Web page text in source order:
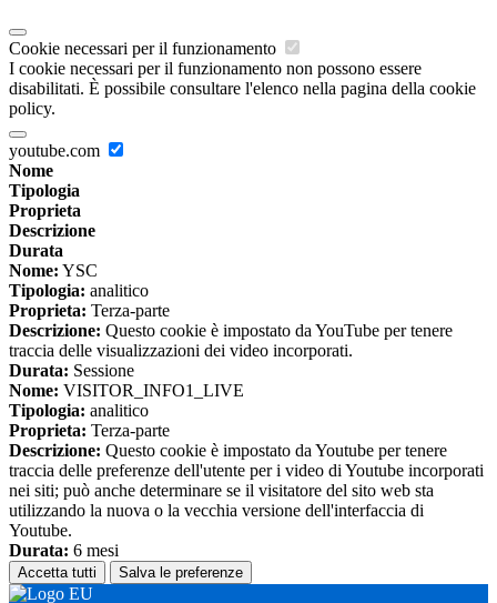
Cookie necessari per il funzionamento
I cookie necessari per il funzionamento non possono essere
disabilitati. È possibile consultare l'elenco nella pagina della cookie
policy.
youtube.com
Nome
Tipologia
Proprieta
Descrizione
Durata
Nome: YSC
Tipologia: analitico
Proprieta: Terza-parte
Descrizione: Questo cookie è impostato da YouTube per tenere
traccia delle visualizzazioni dei video incorporati.
Durata: Sessione
Nome: VISITOR_INFO1_LIVE
Tipologia: analitico
Proprieta: Terza-parte
Descrizione: Questo cookie è impostato da Youtube per tenere
traccia delle preferenze dell'utente per i video di Youtube incorporati
nei siti; può anche determinare se il visitatore del sito web sta
utilizzando la nuova o la vecchia versione dell'interfaccia di
Youtube.
Durata: 6 mesi
Accetta tutti Salva le preferenze